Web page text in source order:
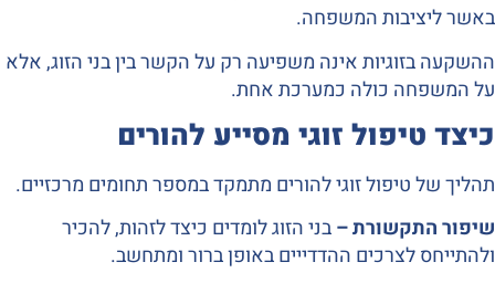
באשר ליציבות המשפחה.
ההשקעה בזוגיות אינה משפיעה רק על הקשר בין בני הזוג, אלא
על המשפחה כולה כמערכת אחת.
כיצד טיפול זוגי מסייע להורים
תהליך של טיפול זוגי להורים מתמקד במספר תחומים מרכזיים.
שיפור התקשורת –בני הזוג לומדים כיצד לזהות, להכיר
ולהתייחס לצרכים ההדדייים באופן ברור ומתחשב.